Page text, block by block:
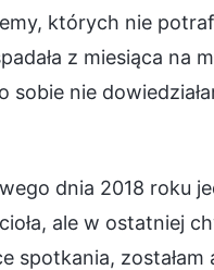
których nie
z miesiąca na
sobie nie
dnia 2018 roku
ale w ostatniej
spotkania,